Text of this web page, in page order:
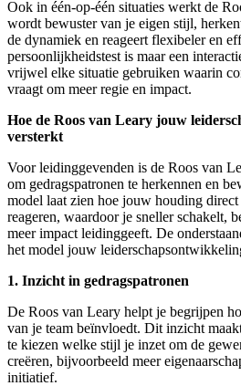
Ook in één-op-één situaties werkt de
wordt bewuster van je eigen stijl,
de dynamiek en reageert flexibeler en
persoonlijkheidstest is maar een
vrijwel elke situatie gebruiken waarin
vraagt om meer regie en impact.
Hoe de Roos van Leary jouw
versterkt
Voor leidinggevenden is de Roos van
om gedragspatronen te herkennen en
model laat zien hoe jouw houding direct
reageren, waardoor je sneller schakelt,
meer impact leidinggeeft. De
het model jouw
1. Inzicht in gedragspatronen
De Roos van Leary helpt je begrijpen
van je team beïnvloedt. Dit inzicht
te kiezen welke stijl je inzet om de
creëren, bijvoorbeeld meer
initiatief.